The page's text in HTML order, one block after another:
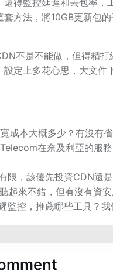
還得監控延遲和丟包率
套方法，將10GB更新包
不是不能做，但得精
設定上多花心思，大文
成本大概多少？有沒有
在奈及利亞的服
限，該優先投資CDN還
起來不錯，但有沒有資
監控，推薦哪些工具？